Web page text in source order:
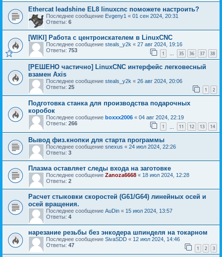
Ethercat leadshine EL8 linuxcnc поможете настроить?
Последнее сообщение Evgeny1 « 01 сен 2024, 20:31
Ответы: 6
[WIKI] Работа с центроискателем в LinuxCNC
Последнее сообщение steals_y2k « 27 авг 2024, 19:16
Ответы: 753 1 … 35 36 37 38
[РЕШЕНО частично] LinuxCNC интерфейс легковесный
взамен Axis
Последнее сообщение steals_y2k « 26 авг 2024, 20:06
Ответы: 25 1 2
Подготовка станка для производства подарочных
коробок
Последнее сообщение boxxx2006 « 04 авг 2024, 22:19
Ответы: 266 1 11 12 13 14
Вывод физ.кнопки для старта программы
Последнее сообщение snexus « 24 июл 2024, 22:26
Ответы: 3
Плазма оставляет следы входа на заготовке
Последнее сообщение Zanoza6668 « 18 июл 2024, 12:28
Ответы: 2
Расчет стыковки скоростей (G61/G64) линейных осей и
осей вращения.
Последнее сообщение AuDin « 15 июл 2024, 13:57
Ответы: 4
нарезание резьбы без энкодера шпинделя на токарном
Последнее сообщение SivaSDD « 12 июл 2024, 14:46
Ответы: 47 1 2 3